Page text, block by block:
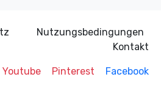
Nutzungsbedingungen
Kontakt
Youtube Pinterest Facebook